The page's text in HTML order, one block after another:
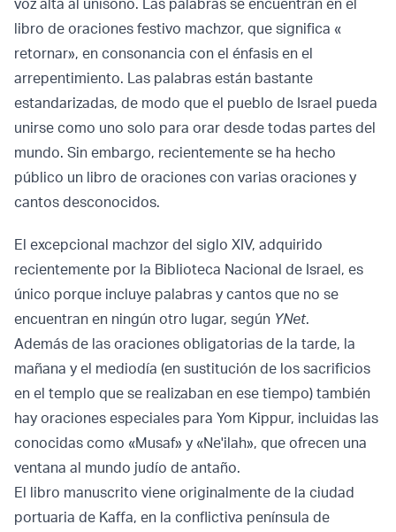
voz alta al unísono. Las palabras se encuentran en el
libro de oraciones festivo machzor, que significa «
retornar», en consonancia con el énfasis en el
arrepentimiento. Las palabras están bastante
estandarizadas, de modo que el pueblo de Israel pueda
unirse como uno solo para orar desde todas partes del
mundo. Sin embargo, recientemente se ha hecho
público un libro de oraciones con varias oraciones y
cantos desconocidos.
El excepcional machzor del siglo XIV, adquirido
recientemente por la Biblioteca Nacional de Israel, es
único porque incluye palabras y cantos que no se
encuentran en ningún otro lugar, según YNet.
Además de las oraciones obligatorias de la tarde, la
mañana y el mediodía (en sustitución de los sacrificios
en el templo que se realizaban en ese tiempo) también
hay oraciones especiales para Yom Kippur, incluidas las
conocidas como «Musaf» y «Ne'ilah», que ofrecen una
ventana al mundo judío de antaño.
El libro manuscrito viene originalmente de la ciudad
portuaria de Kaffa, en la conflictiva península de